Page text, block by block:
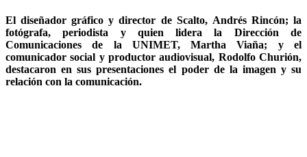
El diseñador gráfico y director de Scalto, Andrés Rincón; la
fotógrafa, periodista y quien lidera la Dirección de
Comunicaciones de la UNIMET,Martha Viaña; y el
comunicador social y productor audiovisual, Rodolfo Churión,
destacaron en sus presentaciones el poder de la imagen y su
relación con la comunicación.